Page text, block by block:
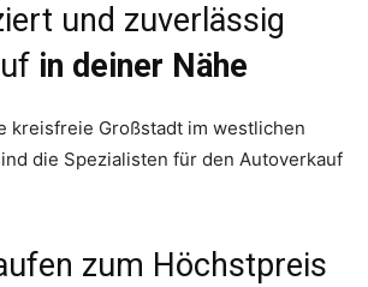
und zuverlässig
in deiner Nähe
kreisfreie Großstadt im westlichen
die Spezialisten für den Autoverkauf
zum Höchstpreis